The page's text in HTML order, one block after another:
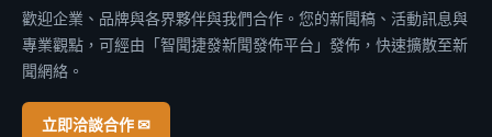
歡迎企業、品牌與各界夥伴與我們合作。您的新聞稿、活動訊息與
專業觀點，可經由「智聞捷發新聞發佈平台」發佈，快速擴散至新
聞網絡。
立即洽談合作 ✉